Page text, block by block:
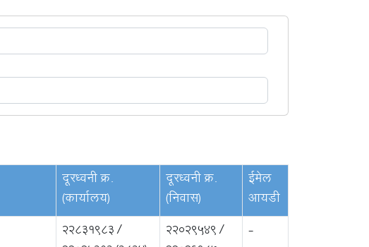
दूरध्वनी क्र.
(कार्यालय)
दूरध्वनी क्र.
(निवास)
ईमेल
आयडी
22831983 /
22029549 /
-